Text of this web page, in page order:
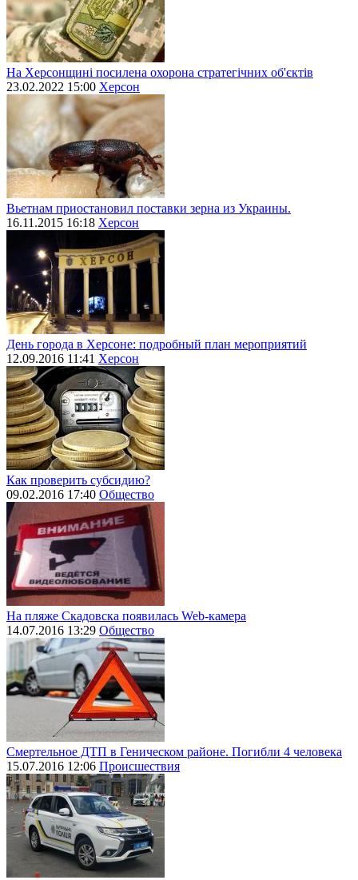
На Херсонщині посилена охорона стратегічних об'єктів
23.02.2022 15:00 Херсон
Вьетнам приостановил поставки зерна из Украины.
16.11.2015 16:18 Херсон
День города в Херсоне: подробный план мероприятий
12.09.2016 11:41 Херсон
Как проверить субсидию?
09.02.2016 17:40 Общество
На пляже Скадовска появилась Web-камера
14.07.2016 13:29 Общество
Смертельное ДТП в Геническом районе. Погибли 4 человека
15.07.2016 12:06 Происшествия